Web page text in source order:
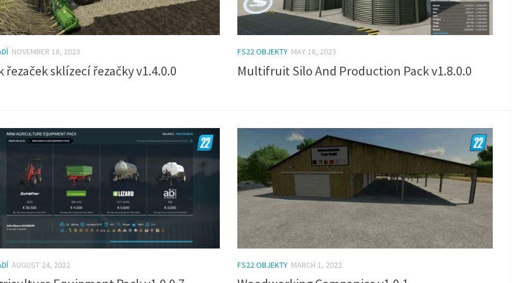
NOVEMBER 18, 2023
řezaček sklízecí řezačky v1.4.0.0
FS22 OBJEKTY MAY 18, 2023
Multifruit Silo And Production Pack v1.8.0.0
AUGUST 24, 2022 FS22 OBJEKTY MARCH 1, 2022